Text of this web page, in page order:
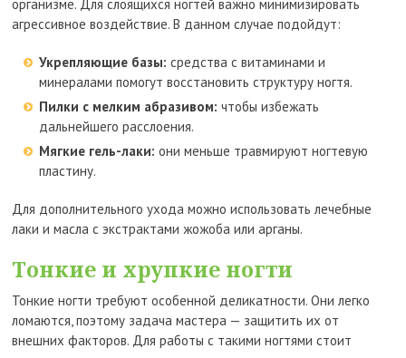
организме. Для слоящихся ногтей важно минимизировать
агрессивное воздействие. В данном случае подойдут:
Укрепляющие базы: средства с витаминами и
минералами помогут восстановить структуру ногтя.
Пилки с мелким абразивом: чтобы избежать
дальнейшего расслоения.
Мягкие гель-лаки: они меньше травмируют ногтевую
пластину.
Для дополнительного ухода можно использовать лечебные
лаки и масла с экстрактами жожоба или арганы.
Тонкие и хрупкие ногти
Тонкие ногти требуют особенной деликатности. Они легко
ломаются, поэтому задача мастера — защитить их от
внешних факторов. Для работы с такими ногтями стоит